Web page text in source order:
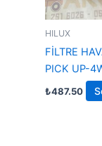
HILUX
FİLTRE
PICK UP-
₺487.50